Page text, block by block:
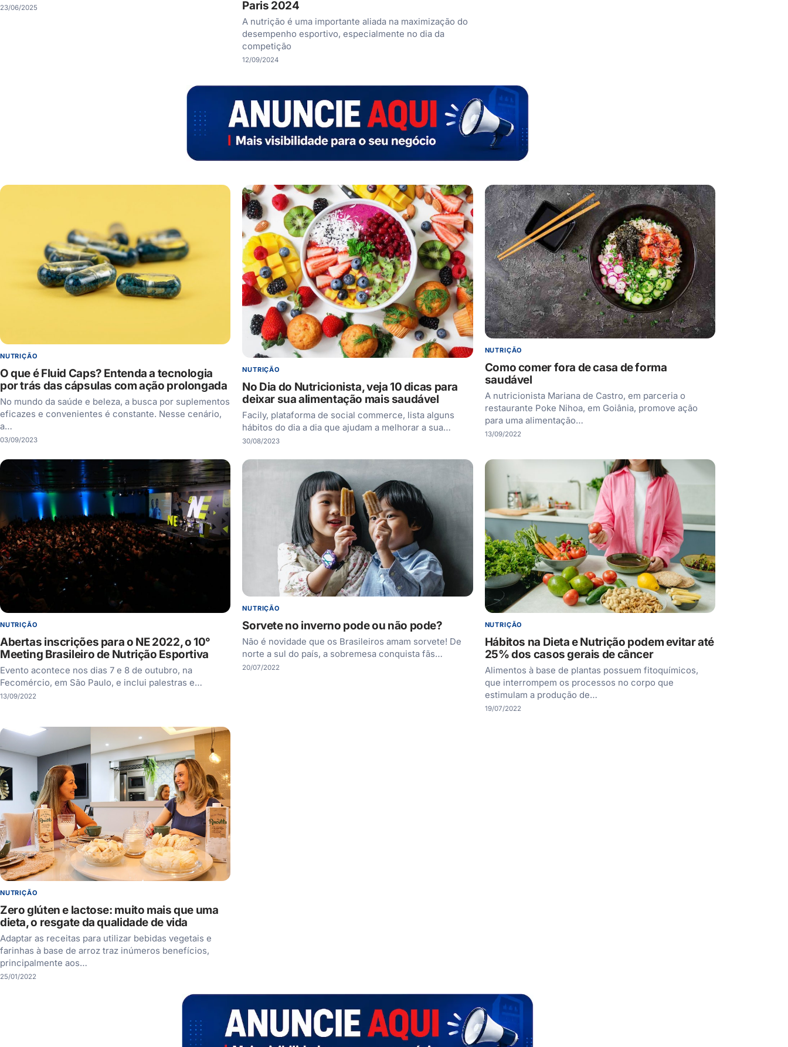
23/06/2025
Paris 2024
A nutrição é uma importante aliada na maximização do
desempenho esportivo, especialmente no dia da
competição
12/09/2024
NUTRIÇÃO
O que é Fluid Caps? Entenda a tecnologia
por trás das cápsulas com ação prolongada
No mundo da saúde e beleza, a busca por suplementos
eficazes e convenientes é constante. Nesse cenário,
a…
03/09/2023
NUTRIÇÃO
No Dia do Nutricionista, veja 10 dicas para
deixar sua alimentação mais saudável
Facily, plataforma de social commerce, lista alguns
hábitos do dia a dia que ajudam a melhorar a sua…
30/08/2023
NUTRIÇÃO
Como comer fora de casa de forma
saudável
A nutricionista Mariana de Castro, em parceria o
restaurante Poke Nihoa, em Goiânia, promove ação
para uma alimentação…
13/09/2022
NUTRIÇÃO
Abertas inscrições para o NE 2022, o 10°
Meeting Brasileiro de Nutrição Esportiva
Evento acontece nos dias 7 e 8 de outubro, na
Fecomércio, em São Paulo, e inclui palestras e…
13/09/2022
NUTRIÇÃO
Sorvete no inverno pode ou não pode?
Não é novidade que os Brasileiros amam sorvete! De
norte a sul do país, a sobremesa conquista fãs…
20/07/2022
NUTRIÇÃO
Hábitos na Dieta e Nutrição podem evitar até
25% dos casos gerais de câncer
Alimentos à base de plantas possuem fitoquímicos,
que interrompem os processos no corpo que
estimulam a produção de…
19/07/2022
NUTRIÇÃO
Zero glúten e lactose: muito mais que uma
dieta, o resgate da qualidade de vida
Adaptar as receitas para utilizar bebidas vegetais e
farinhas à base de arroz traz inúmeros benefícios,
principalmente aos…
25/01/2022